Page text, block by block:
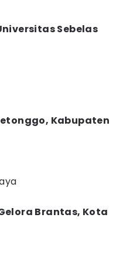
Sebelas
Kabupaten
Brantas, Kota